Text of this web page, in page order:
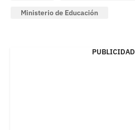
Ministerio de Educación
PUBLICIDAD